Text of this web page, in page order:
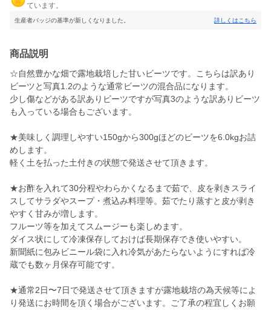
ています。
生産者バッジの基準が新しくなりました。 詳しくはこちら
商品説明
☆自然豊かな畑で露地栽培した甘いビーツです。こちらは訳あり
ビーツと写真1.2のような通常ビーツの混合品になります。
少し傷などがある訳ありビーツですが写真3のような訳ありビーツ
も入っている場合もございます。
★美味しく調理しやすい150gから300gほどのビーツを6.0kgお詰
めします。
軽く土を払った土付きの状態で発送させて頂きます。
★お酢を入れて30分程やわらかくなるまで茹で、皮を剥きスライ
スしてサラダやスープ・煮込み料理等。茹でたり蒸すと皮が剥き
やすく甘みが増します。
フルーツ等を加えてスムージーも楽しめます。
ダイス状にして冷凍保存しておけば長期保存でき使いやすい。
新聞紙に包みビニール袋に入れ冷気があたらないようにすれば冷
蔵でも数ヶ月保存可能です。
★通常2日〜7日で発送させて頂きますが露地栽培の為天候等によ
り発送にお時間を頂く場合がございます。ご了承の程宜しくお願